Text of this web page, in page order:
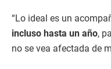
“Lo ideal es un
incluso hasta un año,
no se vea afectada de